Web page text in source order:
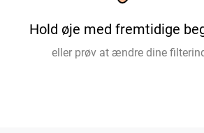
Hold øje med fremtidige
eller prøv at ændre dine